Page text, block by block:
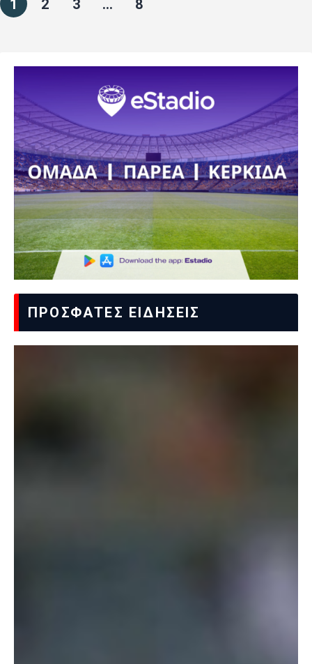
1 2 3 … 8
ΠΡΟΣΦΑΤΕΣ ΕΙΔΗΣΕΙΣ